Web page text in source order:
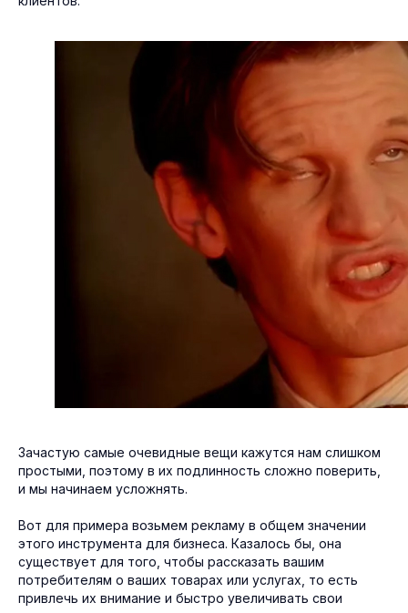
Зачастую самые очевидные вещи кажутся нам слишком
простыми, поэтому в их подлинность сложно поверить,
и мы начинаем усложнять.
Вот для примера возьмем рекламу в общем значении
этого инструмента для бизнеса. Казалось бы, она
существует для того, чтобы рассказать вашим
потребителям о ваших товарах или услугах, то есть
привлечь их внимание и быстро увеличивать свои